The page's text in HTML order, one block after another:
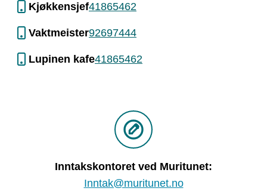
Kjøkkensjef41865462
Vaktmeister92697444
Lupinen kafe41865462
Inntakskontoret ved Muritunet:
Inntak@muritunet.no